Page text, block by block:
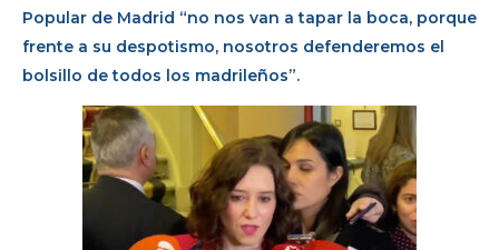
Popular de Madrid “no nos van a tapar la boca, porque
frente a su despotismo, nosotros defenderemos el
bolsillo de todos los madrileños”.